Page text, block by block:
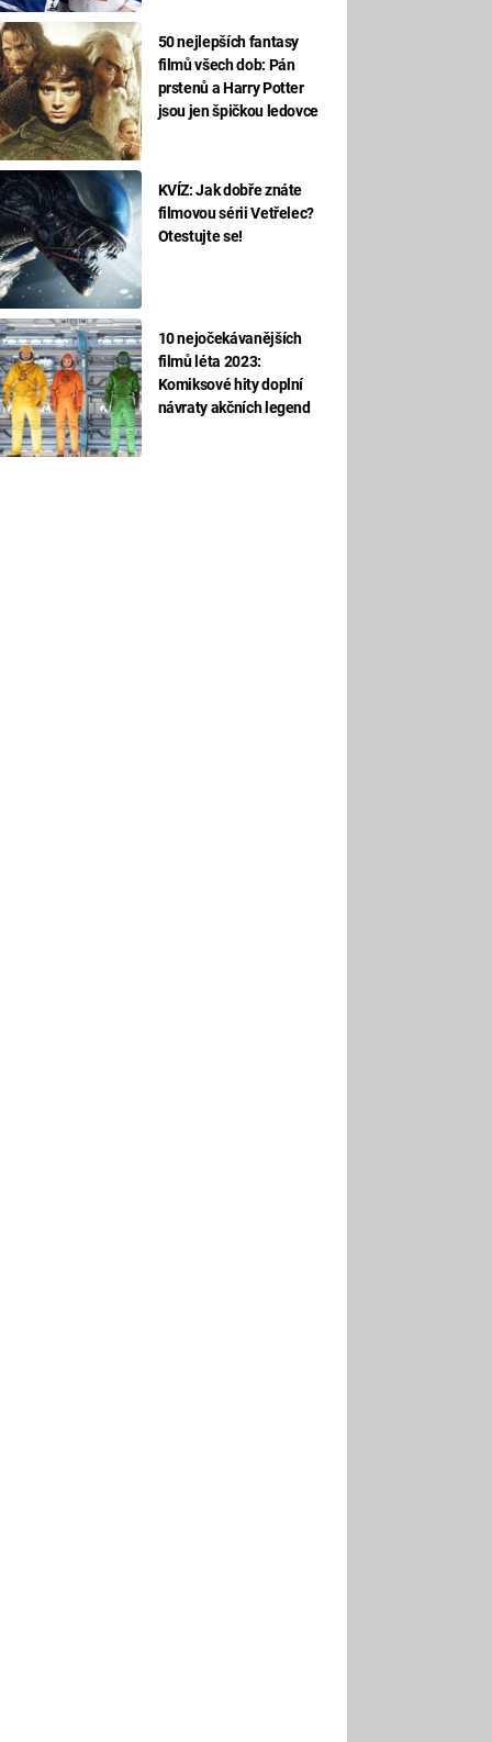
50 nejlepších fantasy
filmů všech dob: Pán
prstenů a Harry Potter
jsou jen špičkou ledovce
KVÍZ: Jak dobře znáte
filmovou sérii Vetřelec?
Otestujte se!
10 nejočekávanějších
filmů léta 2023:
Komiksové hity doplní
návraty akčních legend